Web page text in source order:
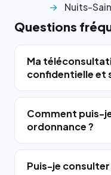
Nuits-
Questions
Ma
confidentielle et
Comment puis-
ordonnance ?
Puis-je